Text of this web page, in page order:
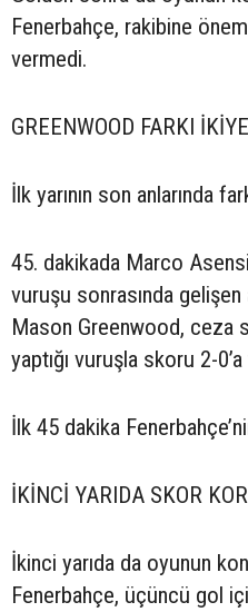
Fenerbahçe, rakibine
vermedi.
GREENWOOD FARKI
İlk yarının son anlarında
45. dakikada Marco
vuruşu sonrasında
Mason Greenwood, ceza
yaptığı vuruşla skoru 2-0’a
İlk 45 dakika
İKİNCİ YARIDA SKOR
İkinci yarıda da oyunun
Fenerbahçe, üçüncü gol